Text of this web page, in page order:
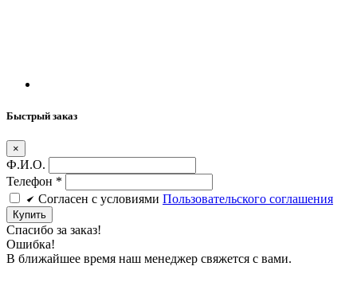
Быстрый заказ
×
Ф.И.О.
Телефон *
Cогласен c условиями Пользовательского соглашения
Купить
Спасибо за заказ!
Ошибка!
В ближайшее время наш менеджер свяжется с вами.